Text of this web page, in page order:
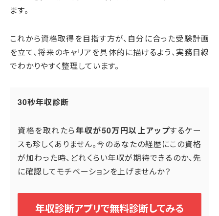
ます。
これから資格取得を目指す方が、自分に合った受験計画
を立て、将来のキャリアを具体的に描けるよう、実務目線
でわかりやすく整理しています。
30秒年収診断
資格を取れたら年収が50万円以上アップするケー
スも珍しくありません。今のあなたの経歴にこの資格
が加わった時、どれくらい年収が期待できるのか、先
に確認してモチベーションを上げませんか？
年収診断アプリで無料診断してみる